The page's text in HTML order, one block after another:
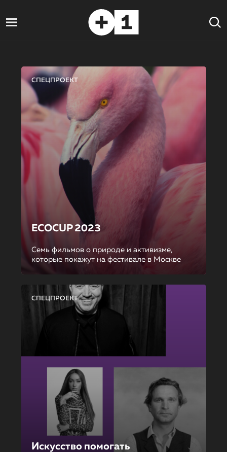
СПЕЦПРОЕКТ
ECOCUP 2023
Семь фильмов о природе и активизме,
которые покажут на фестивале в Москве
СПЕЦПРОЕКТ
Искусство помогать